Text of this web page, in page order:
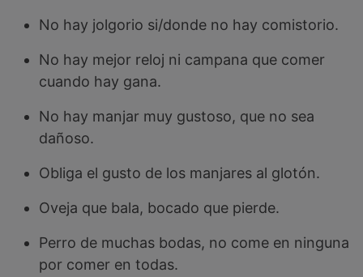
No hay jolgorio si/donde no hay comistorio.
No hay mejor reloj ni campana que comer
cuando hay gana.
No hay manjar muy gustoso, que no sea
dañoso.
Obliga el gusto de los manjares al glotón.
Oveja que bala, bocado que pierde.
Perro de muchas bodas, no come en ninguna
por comer en todas.